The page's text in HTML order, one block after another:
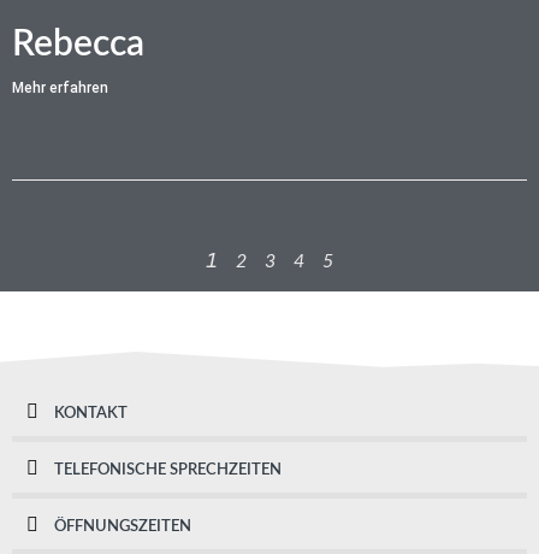
Rebecca
Mehr erfahren
1 2 3 4 5
KONTAKT
TELEFONISCHE SPRECHZEITEN
ÖFFNUNGSZEITEN